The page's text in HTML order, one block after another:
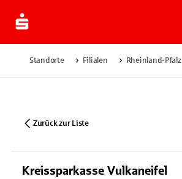
Standorte Filialen Rheinland-Pfalz
Zurück zur Liste
Kreissparkasse Vulkaneifel